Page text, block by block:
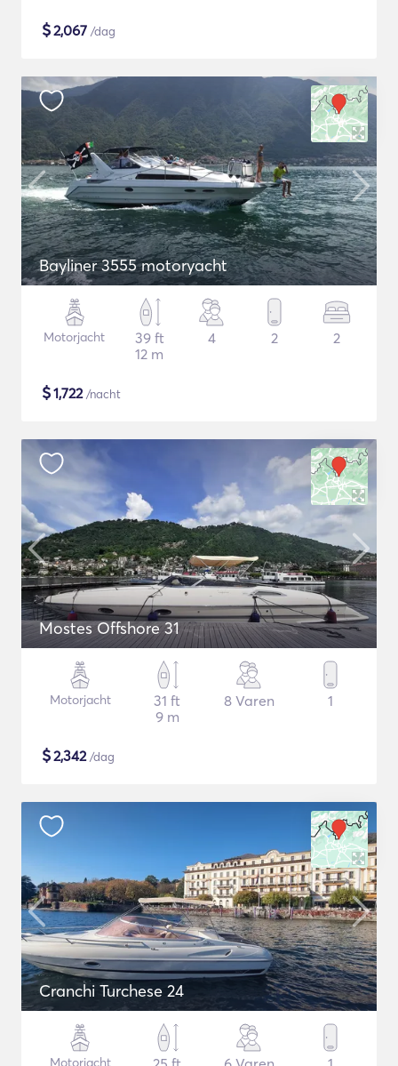
$2,067 /dag
Bayliner 3555 motoryacht
Motorjacht
39 ft
12 m
4 2 2
$1,722/nacht
Mostes Offshore 31
Motorjacht
31 ft
9 m
8 Varen 1
$2,342/dag
Cranchi Turchese 24
Motorjacht